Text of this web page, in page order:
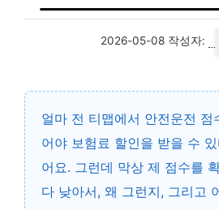
2026-05-08 작성자:
얼마 전 티맵에서 안전운전 점
어야 보험료 할인을 받을 수
어요. 그런데 막상 제 점수를
다 낮아서, 왜 그런지, 그리고